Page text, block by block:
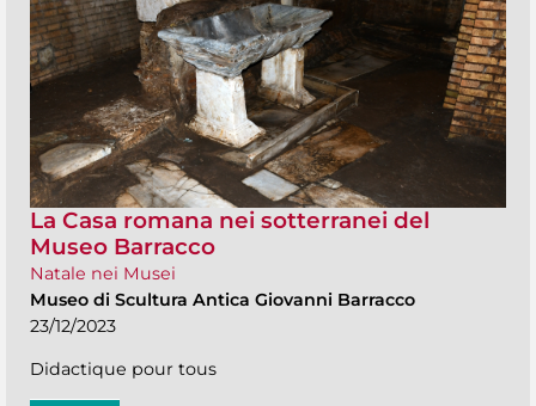
La Casa romana nei sotterranei del
Museo Barracco
Natale nei Musei
Museo di Scultura Antica Giovanni Barracco
23/12/2023
Didactique pour tous